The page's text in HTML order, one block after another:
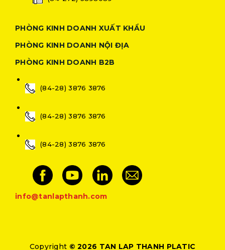
PHÒNG KINH DOANH XUẤT KHẨU
PHÒNG KINH DOANH NỘI ĐỊA
PHÒNG KINH DOANH B2B
(84-28) 3876 3876
(84-28) 3876 3876
(84-28) 3876 3876
info@tanlapthanh.com
Copyright © 2026 TAN LAP THANH PLATIC